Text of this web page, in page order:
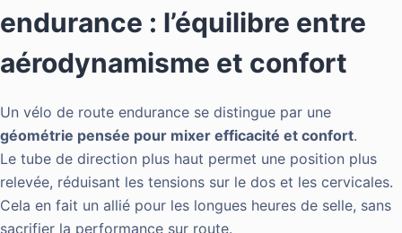
endurance : l’équilibre entre
aérodynamisme et confort
Un vélo de route endurance se distingue par une
géométrie pensée pour mixer efficacité et confort.
Le tube de direction plus haut permet une position plus
relevée, réduisant les tensions sur le dos et les cervicales.
Cela en fait un allié pour les longues heures de selle, sans
sacrifier la performance sur route.